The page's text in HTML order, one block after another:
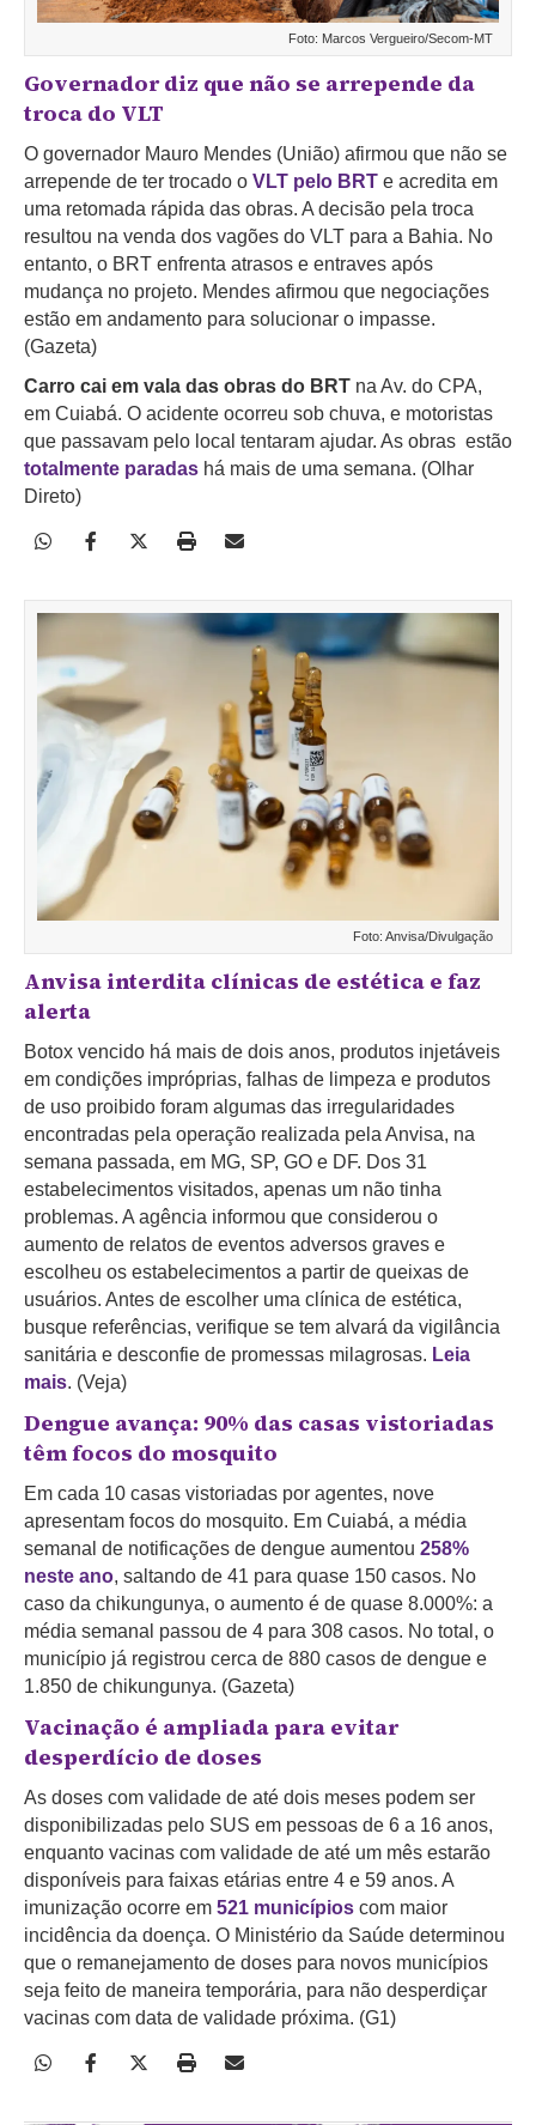
Foto: Marcos Vergueiro/Secom-MT
Governador diz que não se arrepende da
troca do VLT
O governador Mauro Mendes (União) afirmou que não se
arrepende de ter trocado o VLT pelo BRT e acredita em
uma retomada rápida das obras. A decisão pela troca
resultou na venda dos vagões do VLT para a Bahia. No
entanto, o BRT enfrenta atrasos e entraves após
mudança no projeto. Mendes afirmou que negociações
estão em andamento para solucionar o impasse.
(Gazeta)
Carro cai em vala das obras do BRT na Av. do CPA,
em Cuiabá. O acidente ocorreu sob chuva, e motoristas
que passavam pelo local tentaram ajudar. As obras estão
totalmente paradas há mais de uma semana. (Olhar
Direto)
Foto: Anvisa/Divulgação
Anvisa interdita clínicas de estética e faz
alerta
Botox vencido há mais de dois anos, produtos injetáveis
em condições impróprias, falhas de limpeza e produtos
de uso proibido foram algumas das irregularidades
encontradas pela operação realizada pela Anvisa, na
semana passada, em MG, SP, GO e DF. Dos 31
estabelecimentos visitados, apenas um não tinha
problemas. A agência informou que considerou o
aumento de relatos de eventos adversos graves e
escolheu os estabelecimentos a partir de queixas de
usuários. Antes de escolher uma clínica de estética,
busque referências, verifique se tem alvará da vigilância
sanitária e desconfie de promessas milagrosas. Leia
mais. (Veja)
Dengue avança: 90% das casas vistoriadas
têm focos do mosquito
Em cada 10 casas vistoriadas por agentes, nove
apresentam focos do mosquito. Em Cuiabá, a média
semanal de notificações de dengue aumentou 258%
neste ano, saltando de 41 para quase 150 casos. No
caso da chikungunya, o aumento é de quase 8.000%: a
média semanal passou de 4 para 308 casos. No total, o
município já registrou cerca de 880 casos de dengue e
1.850 de chikungunya. (Gazeta)
Vacinação é ampliada para evitar
desperdício de doses
As doses com validade de até dois meses podem ser
disponibilizadas pelo SUS em pessoas de 6 a 16 anos,
enquanto vacinas com validade de até um mês estarão
disponíveis para faixas etárias entre 4 e 59 anos. A
imunização ocorre em 521 municípios com maior
incidência da doença. O Ministério da Saúde determinou
que o remanejamento de doses para novos municípios
seja feito de maneira temporária, para não desperdiçar
vacinas com data de validade próxima. (G1)